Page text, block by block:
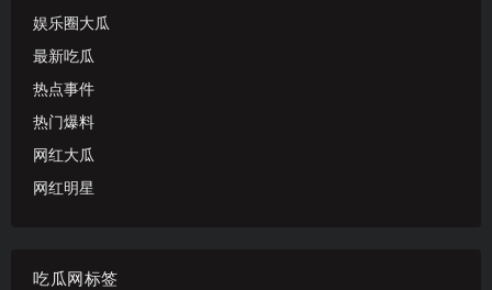
娱乐圈大瓜
最新吃瓜
热点事件
热门爆料
网红大瓜
网红明星
吃瓜网标签